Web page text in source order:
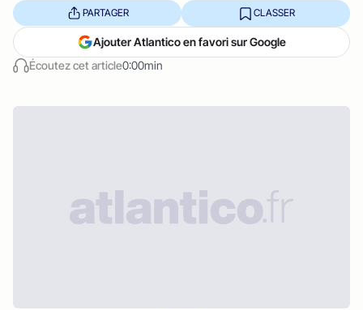
Écoutez cet article0:00min
PARTAGER CLASSER
Ajouter Atlantico en favori sur Google